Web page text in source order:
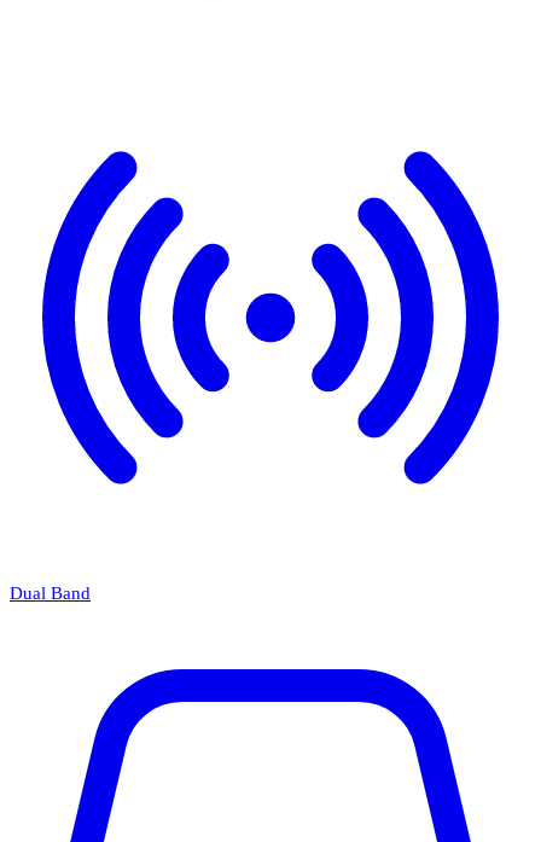
Dual Band